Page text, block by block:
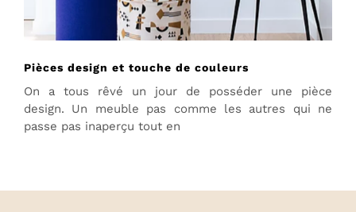
Pièces design et touche de couleurs
On a tous rêvé un jour de posséder une pièce
design. Un meuble pas comme les autres qui ne
passe pas inaperçu tout en